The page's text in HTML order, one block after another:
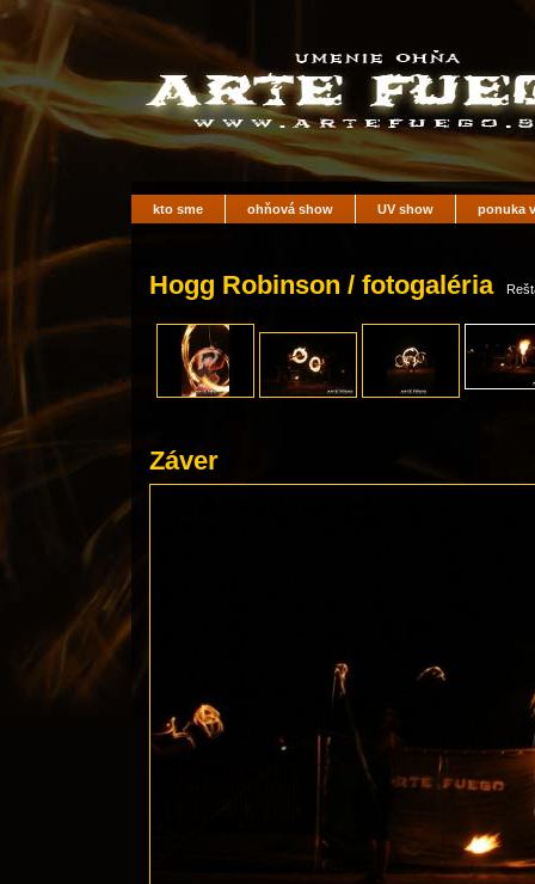
kto sme ohňová show UV show ponuka
Hogg Robinson / fotogaléria
Záver